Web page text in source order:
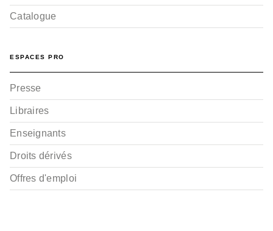
Catalogue
ESPACES PRO
Presse
Libraires
Enseignants
Droits dérivés
Offres d'emploi